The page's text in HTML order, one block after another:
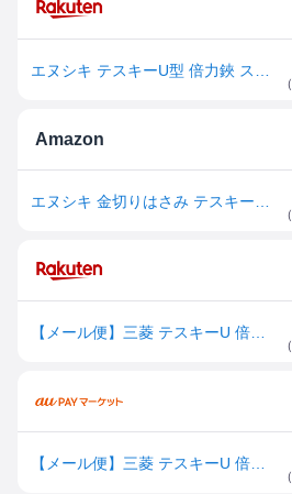
（
Amazon
（
（
（